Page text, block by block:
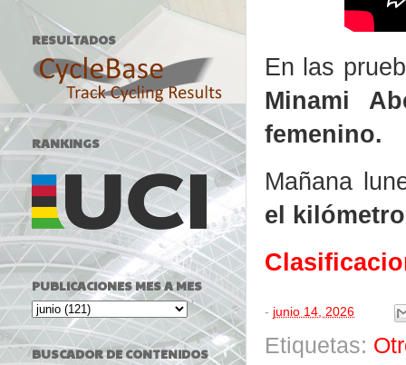
En las
Minami
femenino.
Mañana
el
- junio 14, 2026
Etiquetas:
RESULTADOS
RANKINGS
PUBLICACIONES MES A MES
BUSCADOR DE CONTENIDOS